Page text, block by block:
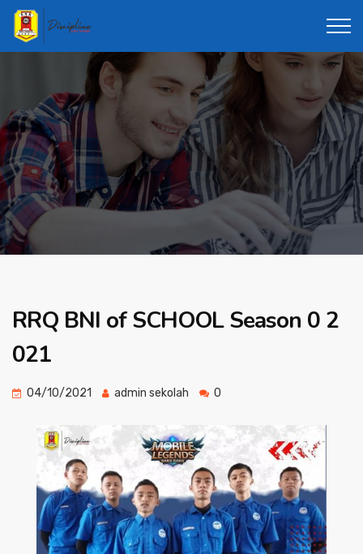
RRQ BNI of SCHOOL Season 0 2
021
04/10/2021 admin sekolah 0